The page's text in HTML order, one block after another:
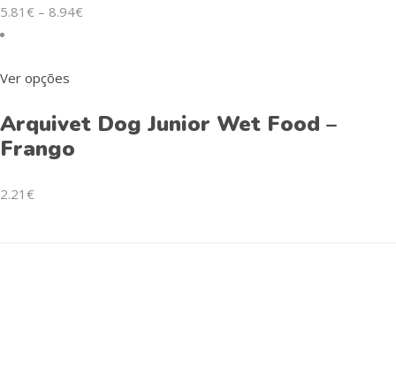
5.81 € – 8.94€
Ver opções
Arquivet Dog Junior Wet Food –
Frango
2.21 €